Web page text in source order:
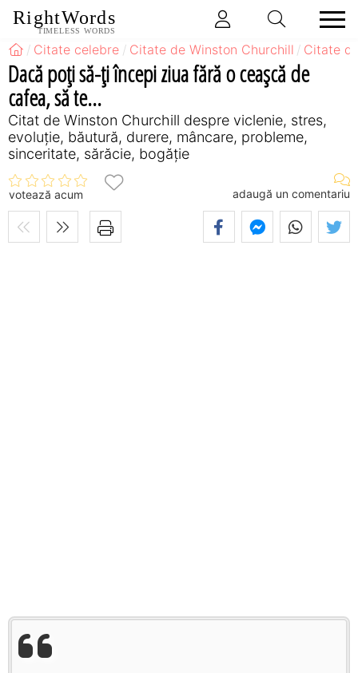
RightWords
TIMELESS WORDS
Citate celebre Citate de Winston Churchill Citate
Dacă poţi să-ţi începi ziua fără o ceaşcă de
cafea, să te...
Citat de Winston Churchill despre viclenie, stres,
evoluție, băutură, durere, mâncare, probleme,
sinceritate, sărăcie, bogăție
votează acum adaugă un comentariu